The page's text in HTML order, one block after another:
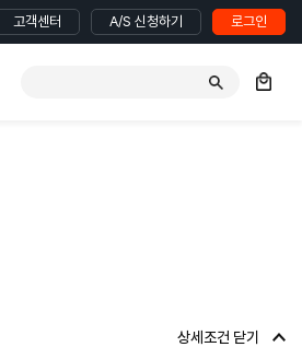
고객센터 A/S 신청하기 로그인
상세조건 닫기